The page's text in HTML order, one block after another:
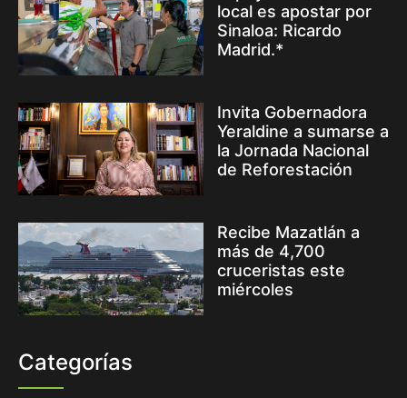
local es apostar por
Sinaloa: Ricardo
Madrid.*
Invita Gobernadora
Yeraldine a sumarse a
la Jornada Nacional
de Reforestación
Recibe Mazatlán a
más de 4,700
cruceristas este
miércoles
Categorías